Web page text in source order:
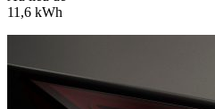
11,6 kWh